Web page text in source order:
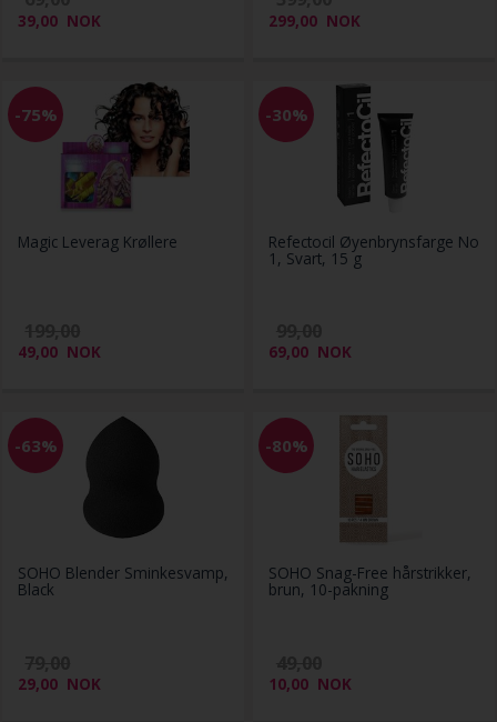
39,00 NOK 299,00 NOK
-75%
Magic Leverag Krøllere
49,00 NOK
-30%
Refectocil Øyenbrynsfarge No
1, Svart, 15 g
69,00 NOK
-63%
SOHO Blender Sminkesvamp,
Black
29,00 NOK
-80%
SOHO Snag-Free hårstrikker,
brun, 10-pakning
10,00 NOK